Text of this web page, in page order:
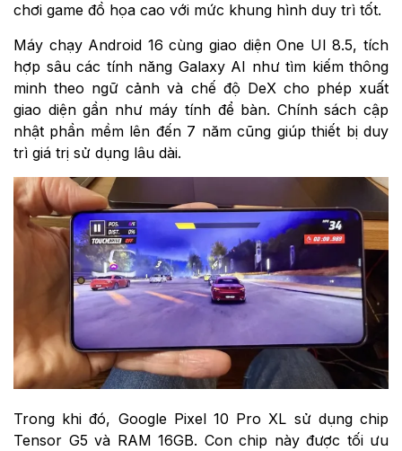
chơi game đồ họa cao với mức khung hình duy trì tốt.
Máy chạy Android 16 cùng giao diện One UI 8.5, tích
hợp sâu các tính năng Galaxy AI như tìm kiếm thông
minh theo ngữ cảnh và chế độ DeX cho phép xuất
giao diện gần như máy tính để bàn. Chính sách cập
nhật phần mềm lên đến 7 năm cũng giúp thiết bị duy
trì giá trị sử dụng lâu dài.
Trong khi đó, Google Pixel 10 Pro XL sử dụng chip
Tensor G5 và RAM 16GB. Con chip này được tối ưu